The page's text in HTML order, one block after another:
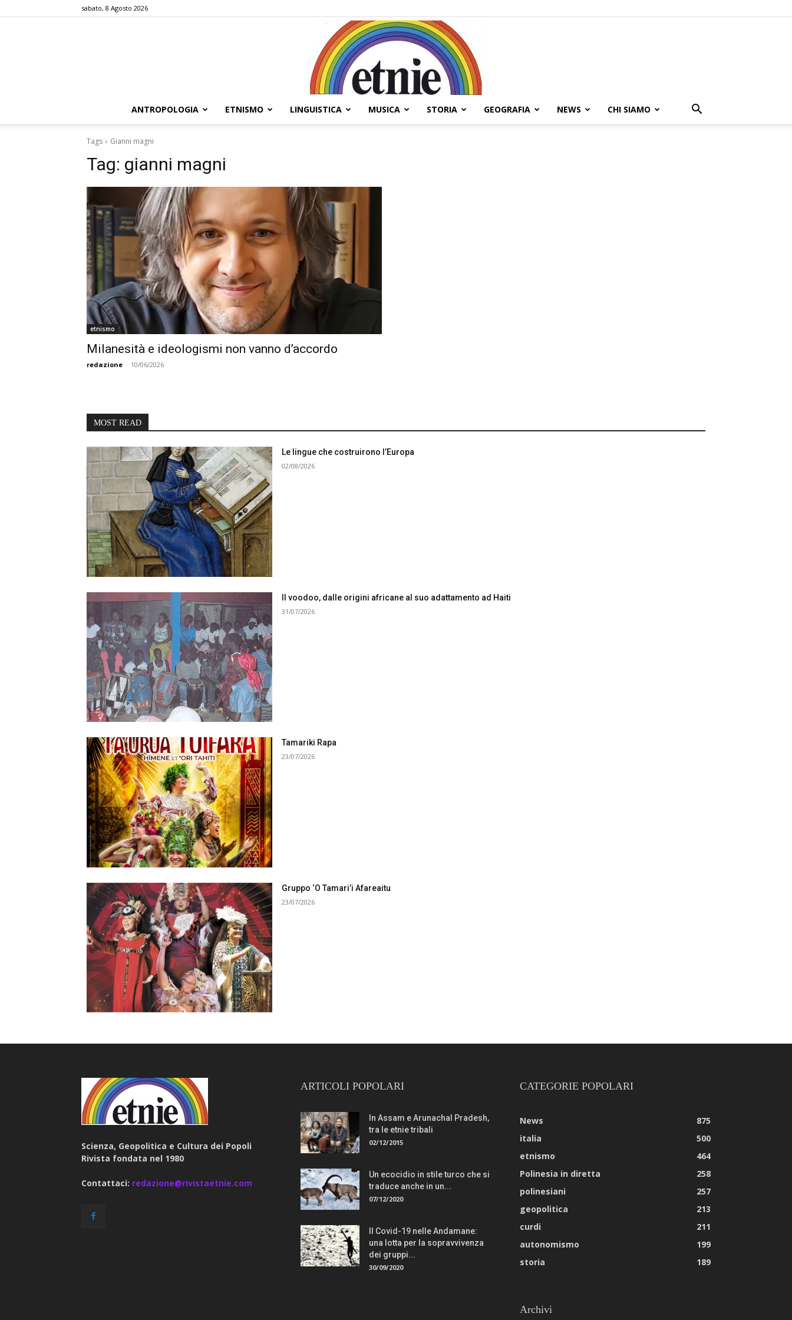
sabato, 8 Agosto 2026
ANTROPOLOGIA ETNISMO LINGUISTICA MUSICA STORIA GEOGRAFIA NEWS CHI SIAMO
Tags Gianni magni
Tag: gianni magni
etnismo
Milanesità e ideologismi non vanno d’accordo
redazione - 10/06/2026
MOST READ
Le lingue che costruirono l’Europa
02/08/2026
Il voodoo, dalle origini africane al suo adattamento ad Haiti
31/07/2026
Tamariki Rapa
23/07/2026
Gruppo ‘O Tamari’i Afareaitu
23/07/2026
Scienza, Geopolitica e Cultura dei Popoli
Rivista fondata nel 1980
Contattaci: redazione@rivistaetnie.com
ARTICOLI POPOLARI
In Assam e Arunachal Pradesh,
tra le etnie tribali
02/12/2015
Un ecocidio in stile turco che si
traduce anche in un...
07/12/2020
Il Covid-19 nelle Andamane:
una lotta per la sopravvivenza
dei gruppi...
30/09/2020
CATEGORIE POPOLARI
News
875
italia
500
etnismo
464
Polinesia in diretta
258
polinesiani
257
geopolitica
213
curdi
211
autonomismo
199
storia
189
Archivi